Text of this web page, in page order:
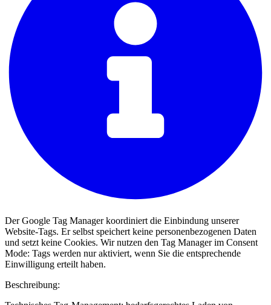
Der Google Tag Manager koordiniert die Einbindung unserer
Website-Tags. Er selbst speichert keine personenbezogenen Daten
und setzt keine Cookies. Wir nutzen den Tag Manager im Consent
Mode: Tags werden nur aktiviert, wenn Sie die entsprechende
Einwilligung erteilt haben.
Beschreibung: